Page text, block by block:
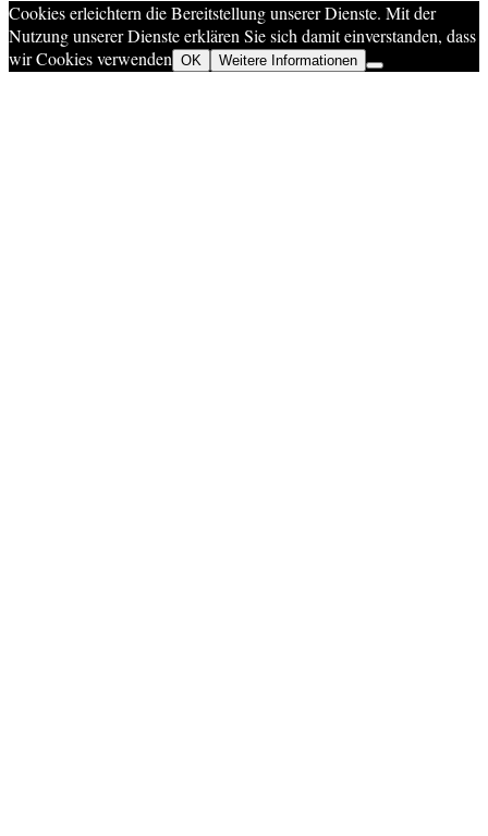
Cookies erleichtern die Bereitstellung unserer Dienste. Mit der
Nutzung unserer Dienste erklären Sie sich damit einverstanden, dass
wir Cookies verwenden OK Weitere Informationen